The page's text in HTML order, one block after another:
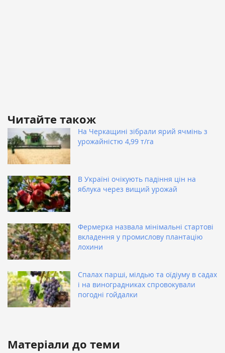
Читайте також
На Черкащині зібрали ярий ячмінь з
урожайністю 4,99 т/га
В Україні очікують падіння цін на
яблука через вищий урожай
Фермерка назвала мінімальні стартові
вкладення у промислову плантацію
лохини
Спалах парші, мілдью та оїдіуму в садах
і на виноградниках спровокували
погодні гойдалки
Матеріали до теми